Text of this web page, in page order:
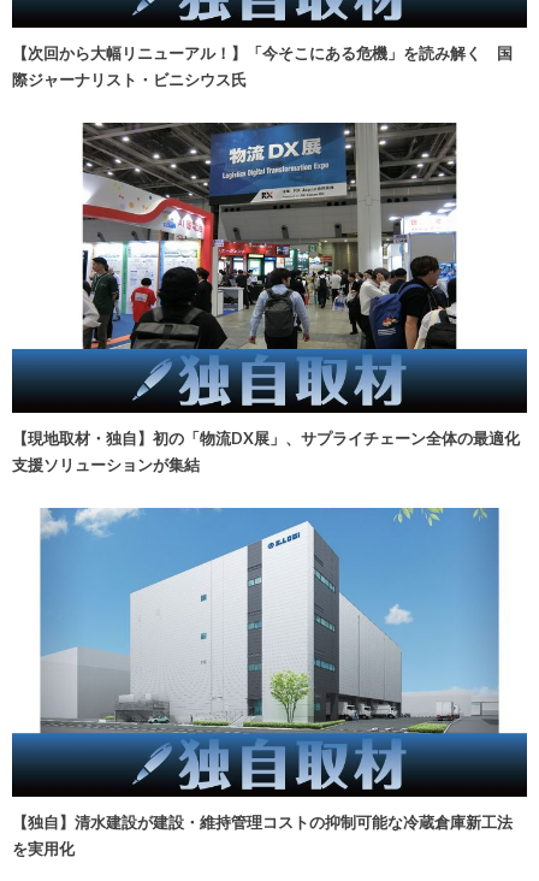
【次回から大幅リニューアル！】「今そこにある危機」を読み解く 国
際ジャーナリスト・ビニシウス氏
【現地取材・独自】初の「物流DX展」、サプライチェーン全体の最適化
支援ソリューションが集結
【独自】清水建設が建設・維持管理コストの抑制可能な冷蔵倉庫新工法
を実用化